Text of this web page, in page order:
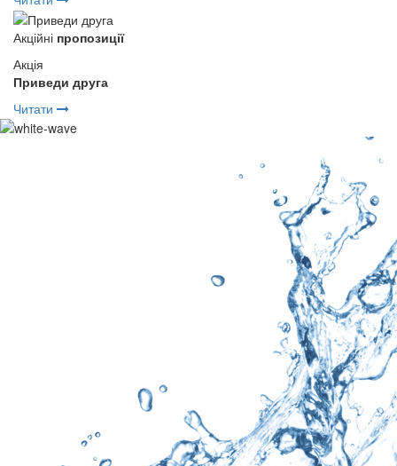
Акційні пропозиції
Акція
Приведи друга
Читати